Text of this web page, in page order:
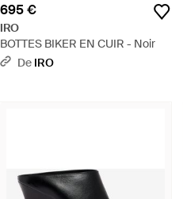
695 €
IRO
BOTTES BIKER EN CUIR - Noir
De IRO